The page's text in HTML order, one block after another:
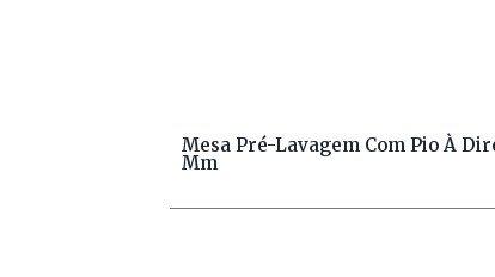
Mesa Pré-Lavagem Com Pio À
Mm